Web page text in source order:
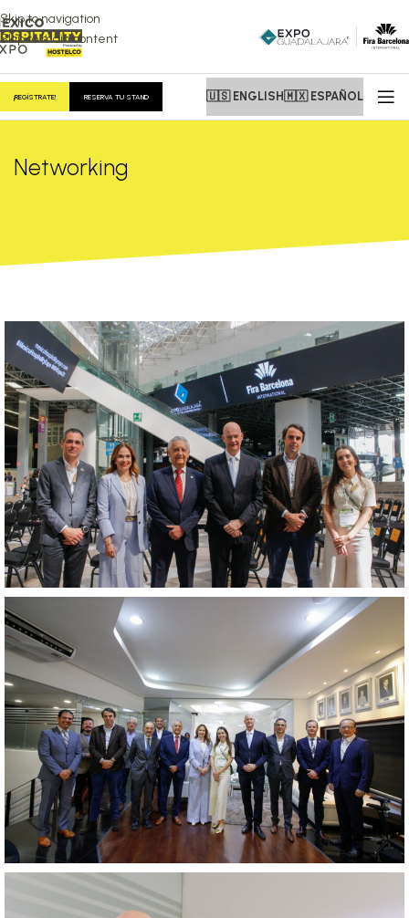
Skip to navigation
Skip to main content
¡REGÍSTRATE! RESERVA TU STAND 🇺🇸 ENGLISH🇲🇽 ESPAÑOL
Networking